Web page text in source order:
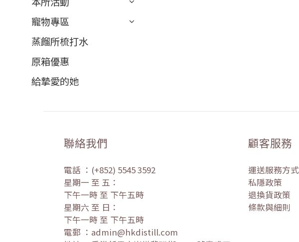
寵物專區
蒸餾所梳打水
原箱優惠
給摯愛的她
聯絡我們
電話 ：(+852) 5545 3592
星期一 至 五：
下午一時 至 下午五時
星期六 至 日：
下午一時 至 下午五時
電郵 ：admin@hkdistill.com
顧客服務
運送服務方式
私隱政策
退換貨政策
條款與細則